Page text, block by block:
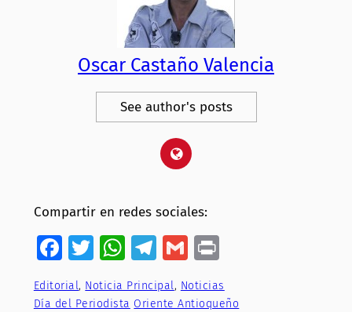
Oscar Castaño Valencia
See author's posts
Compartir en redes sociales:
Facebook
Twitter
WhatsApp
Telegram
Gmail
Editorial, Noticia Principal, Noticias
Día del Periodista Oriente Antioqueño